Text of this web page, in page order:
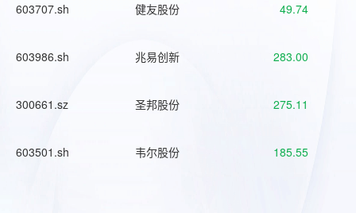
603707.sh 健友股份 49.74
603986.sh 兆易创新 283.00
300661.sz 圣邦股份 275.11
603501.sh 韦尔股份 185.55